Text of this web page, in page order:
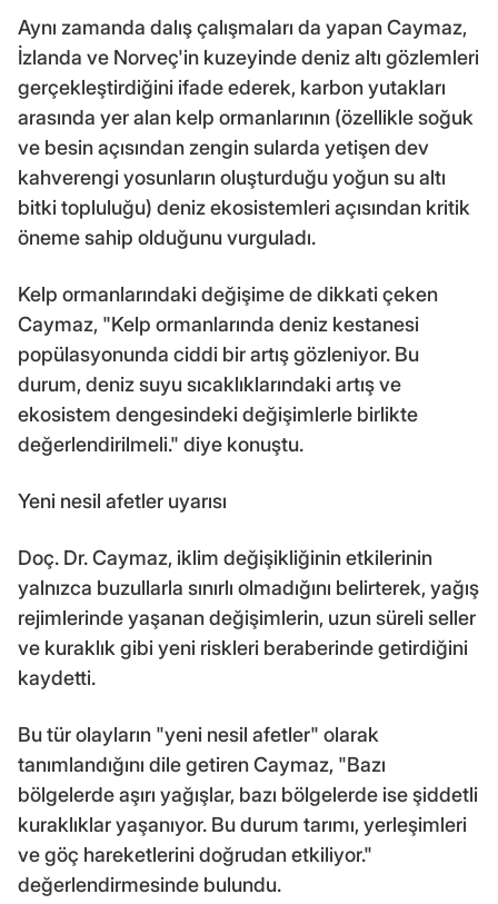
Aynı zamanda dalış çalışmaları da yapan Caymaz,
İzlanda ve Norveç'in kuzeyinde deniz altı gözlemleri
gerçekleştirdiğini ifade ederek, karbon yutakları
arasında yer alan kelp ormanlarının (özellikle soğuk
ve besin açısından zengin sularda yetişen dev
kahverengi yosunların oluşturduğu yoğun su altı
bitki topluluğu) deniz ekosistemleri açısından kritik
öneme sahip olduğunu vurguladı.
Kelp ormanlarındaki değişime de dikkati çeken
Caymaz, "Kelp ormanlarında deniz kestanesi
popülasyonunda ciddi bir artış gözleniyor. Bu
durum, deniz suyu sıcaklıklarındaki artış ve
ekosistem dengesindeki değişimlerle birlikte
değerlendirilmeli." diye konuştu.
Yeni nesil afetler uyarısı
Doç. Dr. Caymaz, iklim değişikliğinin etkilerinin
yalnızca buzullarla sınırlı olmadığını belirterek, yağış
rejimlerinde yaşanan değişimlerin, uzun süreli seller
ve kuraklık gibi yeni riskleri beraberinde getirdiğini
kaydetti.
Bu tür olayların "yeni nesil afetler" olarak
tanımlandığını dile getiren Caymaz, "Bazı
bölgelerde aşırı yağışlar, bazı bölgelerde ise şiddetli
kuraklıklar yaşanıyor. Bu durum tarımı, yerleşimleri
ve göç hareketlerini doğrudan etkiliyor."
değerlendirmesinde bulundu.